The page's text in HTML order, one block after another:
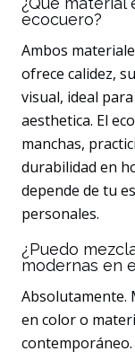
ecocuero?
Ambos
ofrece calidez,
visual, ideal
aesthetica. El
manchas,
durabilidad en
depende de tu
personales.
¿Puedo
modernas en
Absolutamente.
en color o